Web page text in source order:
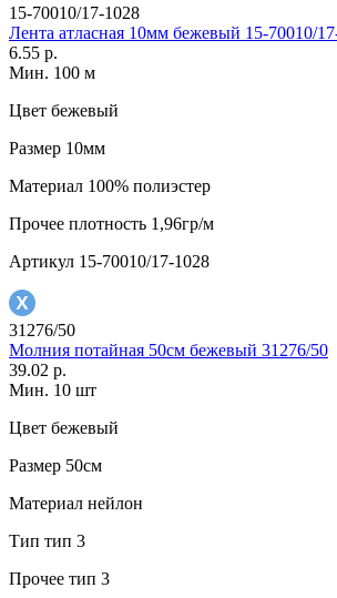
15-70010/17-1028
Лента атласная 10мм бежевый 15-70010/
6.55 р.
Мин. 100 м
Цвет бежевый
Размер 10мм
Материал 100% полиэстер
Прочее плотность 1,96гр/м
Артикул 15-70010/17-1028
31276/50
Молния потайная 50см бежевый 31276/50
39.02 р.
Мин. 10 шт
Цвет бежевый
Размер 50см
Материал нейлон
Тип тип 3
Прочее тип 3